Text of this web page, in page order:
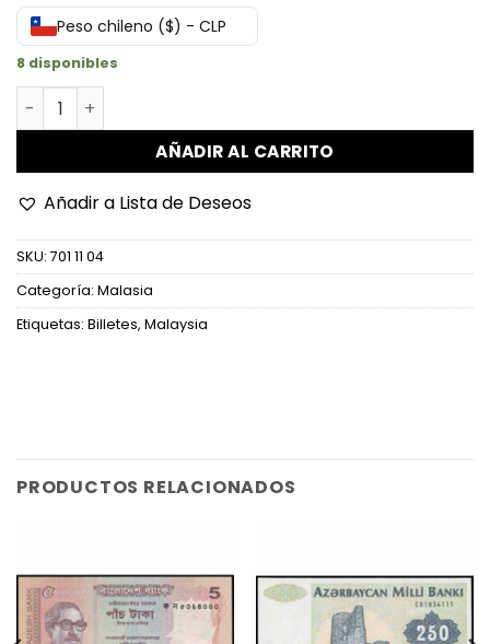
Peso chileno ($) - CLP
8 disponibles
Malasia - P42d - 10 Ringgit cantidad
AÑADIR AL CARRITO
Añadir a Lista de Deseos
SKU: 701 11 04
Categoría: Malasia
Etiquetas: Billetes, Malaysia
PRODUCTOS RELACIONADOS